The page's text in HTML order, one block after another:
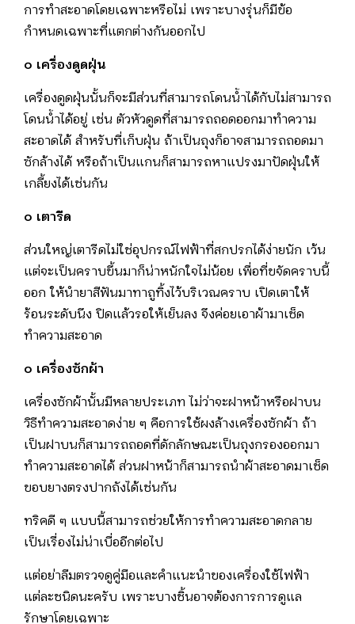
การทำสะอาดโดยเฉพาะหรือไม่ เพราะบางรุ่นก็มีข้อ
กำหนดเฉพาะที่แตกต่างกันออกไป
๐ เครื่องดูดฝุ่น
เครื่องดูดฝุ่นนั้นก็จะมีส่วนที่สามารถโดนน้ำได้กับไม่สามารถ
โดนน้ำได้อยู่ เช่น ตัวหัวดูดที่สามารถถอดออกมาทำความ
สะอาดได้ สำหรับที่เก็บฝุ่น ถ้าเป็นถุงก็อาจสามารถถอดมา
ซักล้างได้ หรือถ้าเป็นแกนก็สามารถหาแปรงมาปัดฝุ่นให้
เกลี้ยงได้เช่นกัน
๐ เตารีด
ส่วนใหญ่เตารีดไม่ใช่อุปกรณ์ไฟฟ้าที่สกปรกได้ง่ายนัก เว้น
แต่จะเป็นคราบขึ้นมาก็น่าหนักใจไม่น้อย เพื่อที่ขจัดคราบนี้
ออก ให้นำยาสีฟันมาทาถูทิ้งไว้บริเวณคราบ เปิดเตาให้
ร้อนระดับนึง ปิดแล้วรอให้เย็นลง จึงค่อยเอาผ้ามาเช็ด
ทำความสะอาด
๐ เครื่องซักผ้า
เครื่องซักผ้านั้นมีหลายประเภท ไม่ว่าจะฝาหน้าหรือฝาบน
วิธีทำความสะอาดง่าย ๆ คือการใช้ผงล้างเครื่องซักผ้า ถ้า
เป็นฝาบนก็สามารถถอดที่ดักลักษณะเป็นถุงกรองออกมา
ทำความสะอาดได้ ส่วนฝาหน้าก็สามารถนำผ้าสะอาดมาเช็ด
ขอบยางตรงปากถังได้เช่นกัน
ทริคดี ๆ แบบนี้สามารถช่วยให้การทำความสะอาดกลาย
เป็นเรื่องไม่น่าเบื่ออีกต่อไป
แต่อย่าลืมตรวจดูคู่มือและคำแนะนำของเครื่องใช้ไฟฟ้า
แต่ละชนิดนะครับ เพราะบางชิ้นอาจต้องการการดูแล
รักษาโดยเฉพาะ